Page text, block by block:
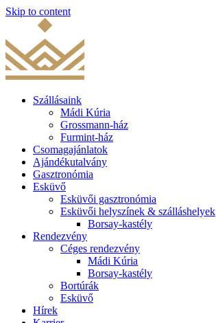
Skip to content
Szállásaink
Mádi Kúria
Grossmann-ház
Furmint-ház
Csomagajánlatok
Ajándékutalvány
Gasztronómia
Esküvő
Esküvői gasztronómia
Esküvői helyszínek & szálláshelyek
Borsay-kastély
Rendezvény
Céges rendezvény
Mádi Kúria
Borsay-kastély
Bortúrák
Esküvő
Hírek